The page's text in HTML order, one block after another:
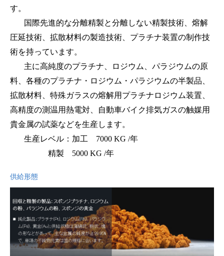
す。
国際先進的な分離精製と分離しない精製技術、熔解
圧延技術、拡散材料の製造技術、プラチナ装置の制作技
術を持っています。
主に高純度のプラチナ、ロジウム、パラジウムの原
料、各種のプラチナ・ロジウム・パラジウムの半製品、
拡散材料、特殊ガラスの熔解用プラチナロジウム装置、
高精度の測温用熱電対、自動車バイク排気ガスの触媒用
貴金属の試薬などを生産します。
生産レベル：加工 7000 KG /年
精製 5000 KG /年
供給形態